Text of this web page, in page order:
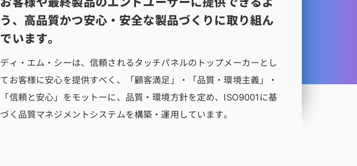
う、高品質かつ安心・安全な製品づくりに取り組ん
でいます。
ディ・エム・シーは、信頼されるタッチパネルのトップメーカーとし
てお客様に安心を提供すべく、「顧客満足」・「品質・環境主義」・
「信頼と安心」をモットーに、品質・環境方針を定め、ISO9001に基
づく品質マネジメントシステムを構築・運用しています。